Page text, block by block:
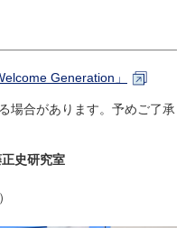
Generation」
場合があります。予めご了承
史研究室